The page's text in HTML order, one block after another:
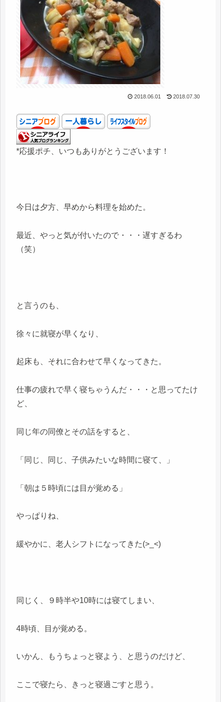
2018.06.01 2018.07.30
*応援ポチ、いつもありがとうございます！
今日は夕方、早めから料理を始めた。
最近、やっと気が付いたので・・・遅すぎるわ
（笑）
と言うのも、
徐々に就寝が早くなり、
起床も、それに合わせて早くなってきた。
仕事の疲れで早く寝ちゃうんだ・・・と思ってたけ
ど、
同じ年の同僚とその話をすると、
「同じ、同じ、子供みたいな時間に寝て、」
「朝は５時頃には目が覚める」
やっぱりね、
緩やかに、老人シフトになってきた(>_<)
同じく、９時半や10時には寝てしまい、
4時頃、目が覚める。
いかん、もうちょっと寝よう、と思うのだけど、
ここで寝たら、きっと寝過ごすと思う。